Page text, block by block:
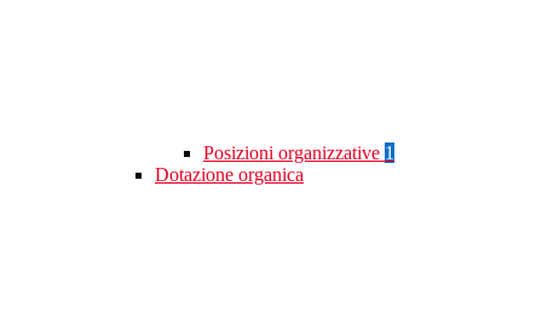
Posizioni organizzative 1
Dotazione organica